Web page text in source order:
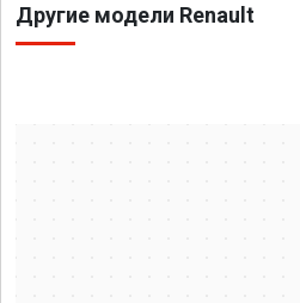
Другие модели Renault